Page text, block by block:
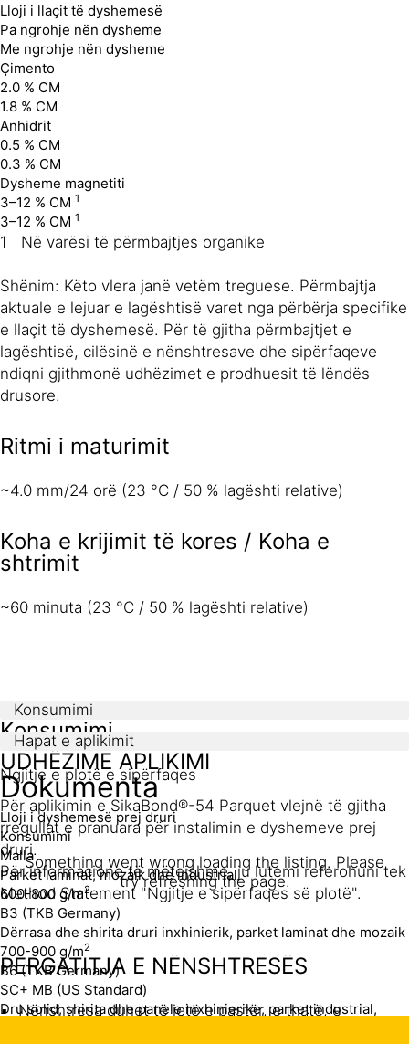
Lloji i llaçit të dyshemesë
Pa ngrohje nën dysheme
Me ngrohje nën dysheme
Çimento
2.0 % CM
1.8 % CM
Anhidrit
0.5 % CM
0.3 % CM
Dysheme magnetiti
3–12 % CM 1
3–12 % CM 1
1 Në varësi të përmbajtjes organike
Shënim: Këto vlera janë vetëm treguese. Përmbajtja
aktuale e lejuar e lagështisë varet nga përbërja specifike
e llaçit të dyshemesë. Për të gjitha përmbajtjet e
lagështisë, cilësinë e nënshtresave dhe sipërfaqeve
ndiqni gjithmonë udhëzimet e prodhuesit të lëndës
drusore.
Ritmi i maturimit
~4.0 mm/24 orë (23 °C / 50 % lagështi relative)
Koha e krijimit të kores / Koha e
shtrimit
~60 minuta (23 °C / 50 % lagështi relative)
Konsumimi
Konsumimi
Ngjitje e plotë e sipërfaqes
Lloji i dyshemesë prej druri
Konsumimi
Malla
Parket laminat, mozaik dhe industrial
600-800 g/m2
B3 (TKB Germany)
Dërrasa dhe shirita druri inxhinierik, parket laminat dhe mozaik
700-900 g/m2
B6 (TKB Germany)
SC+ MB (US Standard)
Dru solid, shirita dhe panele inxhinierike, parket industrial,
Hapat e aplikimit
UDHËZIME APLIKIMI
Për aplikimin e SikaBond®-54 Parquet vlejnë të gjitha
rregullat e pranuara për instalimin e dyshemeve prej
druri.
Për informacione të mëtejshme, ju lutemi referohuni tek
Method Statement "Ngjitje e sipërfaqes së plotë".
PËRGATITJA E NËNSHTRESËS
Nënshtresa duhet të jetë e pastër, e thatë, e
Dokumenta
Something went wrong loading the listing. Please
try refreshing the page.